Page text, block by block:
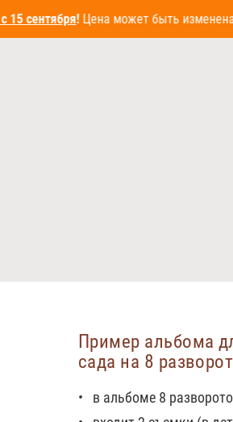
Пример альбома
сада на 8
в альбоме 8
сентября! Цена может быть изменена